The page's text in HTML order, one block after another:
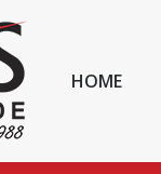
HOME